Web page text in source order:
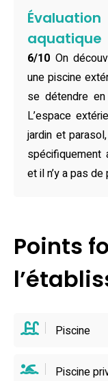
parfaites pour
cuisine équipée
moins un
linge, sèche-
manque que
option, histoire
amour du
attention, ils
Non, vous ne
plages mythiques
connaisseur :
coin, comme Le
promesse de
rires !
aquatique
6/10 On
une piscine
se détendre
L’espace
jardin et
et il n’y a pas
Points
Piscine
Piscine